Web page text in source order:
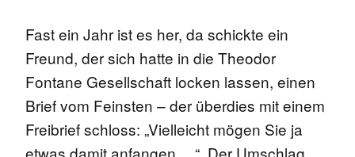
Fast ein Jahr ist es her, da schickte ein
Freund, der sich hatte in die Theodor
Fontane Gesellschaft locken lassen, einen
Brief vom Feinsten – der überdies mit einem
Freibrief schloss: „Vielleicht mögen Sie ja
etwas damit anfangen …“. Der Umschlag